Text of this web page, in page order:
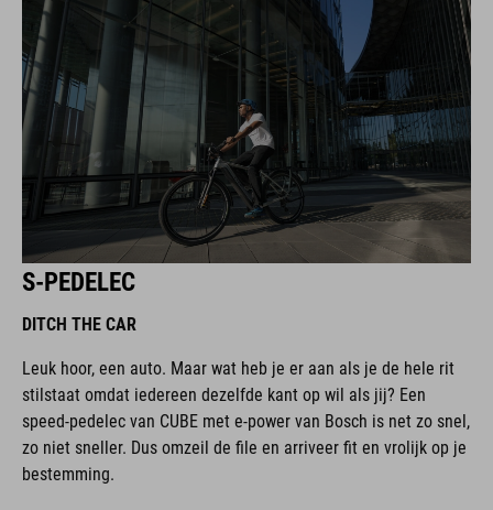
S-PEDELEC
DITCH THE CAR
Leuk hoor, een auto. Maar wat heb je er aan als je de hele rit
stilstaat omdat iedereen dezelfde kant op wil als jij? Een
speed-pedelec van CUBE met e-power van Bosch is net zo snel,
zo niet sneller. Dus omzeil de file en arriveer fit en vrolijk op je
bestemming.